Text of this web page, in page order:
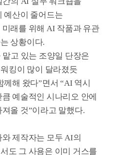
AI콘텐츠
영화기술혁신